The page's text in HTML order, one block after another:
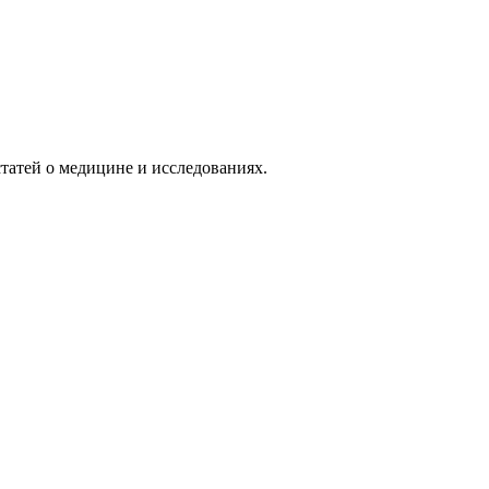
о медицине и исследованиях.